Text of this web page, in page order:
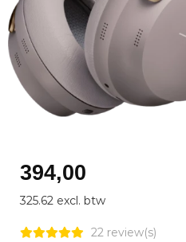
394,00
325.62 excl. btw
22 review(s)